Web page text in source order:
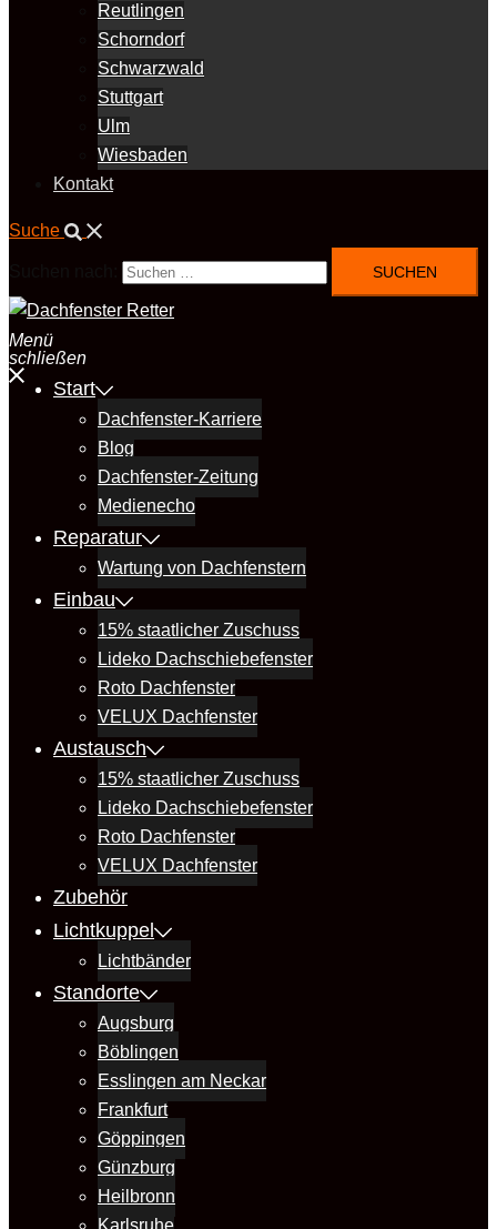
Reutlingen
Schorndorf
Schwarzwald
Stuttgart
Ulm
Wiesbaden
Kontakt
Suche
Menü
schließen
Start
Dachfenster-Karriere
Blog
Dachfenster-Zeitung
Medienecho
Reparatur
Wartung von Dachfenstern
Einbau
15% staatlicher Zuschuss
Lideko Dachschiebefenster
Roto Dachfenster
VELUX Dachfenster
Austausch
15% staatlicher Zuschuss
Lideko Dachschiebefenster
Roto Dachfenster
VELUX Dachfenster
Zubehör
Lichtkuppel
Lichtbänder
Standorte
Augsburg
Böblingen
Esslingen am Neckar
Frankfurt
Göppingen
Günzburg
Heilbronn
Karlsruhe